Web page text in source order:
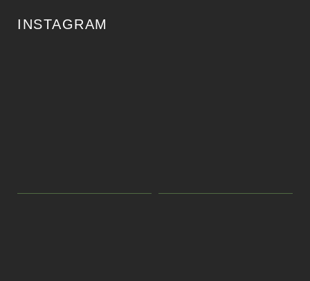
INSTAGRAM